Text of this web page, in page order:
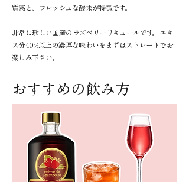
質感と、フレッシュな酸味が特徴です。
非常に珍しい国産のラズベリーリキュールです。 エキ
ス分40%以上の濃厚な味わいをまずはストレートでお
楽しみ下さい。
おすすめの飲み方